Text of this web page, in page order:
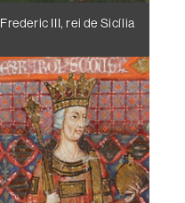
Frederic III, rei de Sicília